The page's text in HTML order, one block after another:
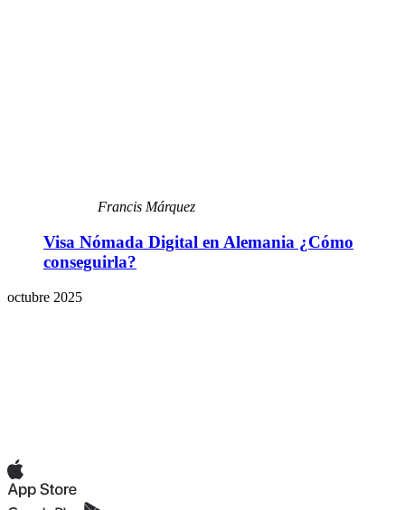
Francis Márquez
Visa Nómada Digital en Alemania ¿Cómo
conseguirla?
octubre 2025